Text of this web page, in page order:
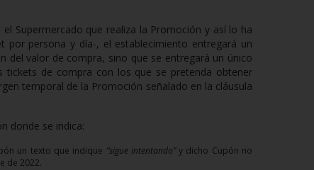
Supermercado que realiza la Promoción y así lo ha
persona y día-, el establecimiento entregará un
del valor de compra, sino que se entregará un único
tickets de compra con los que se pretenda obtener
temporal de la Promoción señalado en la cláusula
donde se indica:
un texto que indique “sigue intentando”y dicho Cupón no
de 2022.